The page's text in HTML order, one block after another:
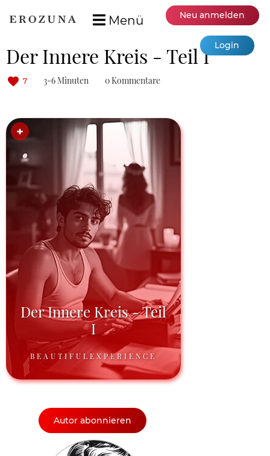
Menü Neu anmelden
Login
Der Innere Kreis - Teil I
7 3-6 Minuten 0 Kommentare
Der Innere Kreis - Teil
I
BEAUTIFULEXPERIENCE
Autor abonnieren